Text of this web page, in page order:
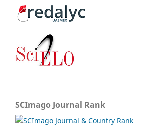
SCImago Journal Rank